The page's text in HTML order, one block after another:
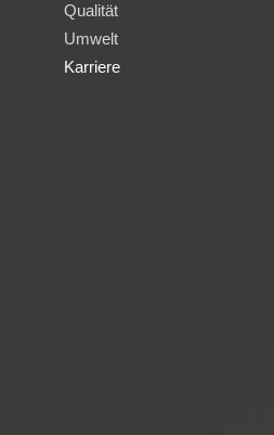
Qualität
Umwelt
Karriere